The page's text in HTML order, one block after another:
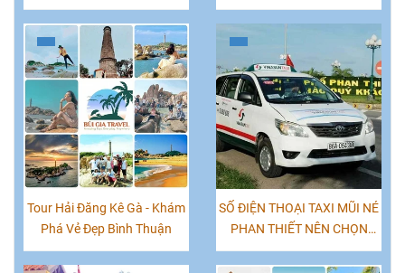
Novaworld|Movenpick Phan
Thiết Đi Sài Gòn "Sân Bay
TSN"
Mũi Né
Tour Hải Đăng Kê Gà - Khám
Phá Vẻ Đẹp Bình Thuận
SỐ ĐIỆN THOẠI TAXI MŨI NÉ
PHAN THIẾT NÊN CHỌN
HÃNG XE NÀO TỐT NHẤT